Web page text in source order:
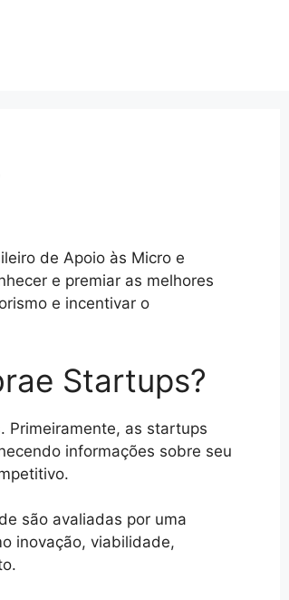
de Apoio às Micro e
e premiar as melhores
e incentivar o
Startups?
Primeiramente, as startups
informações sobre seu
são avaliadas por uma
inovação, viabilidade,